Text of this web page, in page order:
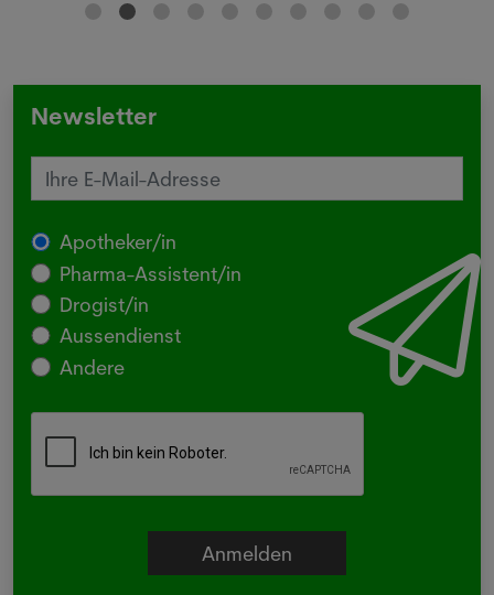
Newsletter
Apotheker/in
Pharma-Assistent/in
Drogist/in
Aussendienst
Andere